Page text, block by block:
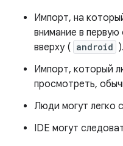
Импорт, на
внимание в
вверху ( android ).
Импорт, который
просмотреть,
Люди могут легко
IDE могут